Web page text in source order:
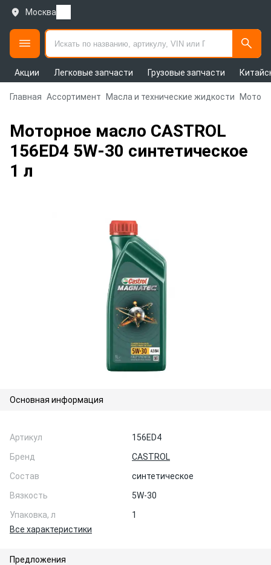
Москва
Акции Легковые запчасти Грузовые запчасти
Главная Ассортимент Масла и технические жидкости
Моторное масло CASTROL
156ED4 5W-30 синтетическое
1 л
Основная информация
Артикул
156ED4
Бренд
CASTROL
Состав
синтетическое
Вязкость
5W-30
Упаковка, л
1
Все характеристики
Предложения